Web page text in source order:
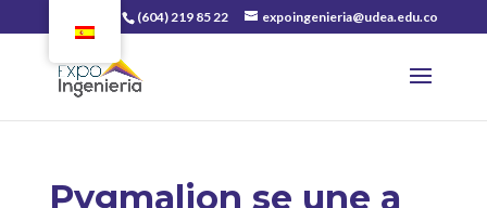
(604) 219 85 22 expoingenieria@udea.edu.co
Pygmalion se une a